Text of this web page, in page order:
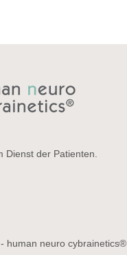
Dienst der Patienten.
human neuro cybrainetics®